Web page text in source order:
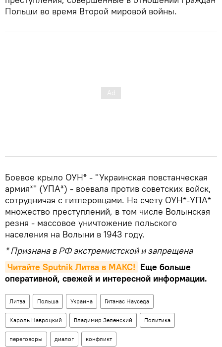
Польши во время Второй мировой войны.
Боевое крыло ОУН* - "Украинская повстанческая
армия*" (УПА*) - воевала против советских войск,
сотрудничая с гитлеровцами. На счету ОУН*-УПА*
множество преступлений, в том числе Волынская
резня - массовое уничтожение польского
населения на Волыни в 1943 году.
* Признана в РФ экстремистской и запрещена
Читайте Sputnik Литва в MAКС! Еще больше
оперативной, свежей и интересной информации.
Литва Польша Украина Гитанас Науседа
Кароль Навроцкий Владимир Зеленский Политика
переговоры диалог конфликт